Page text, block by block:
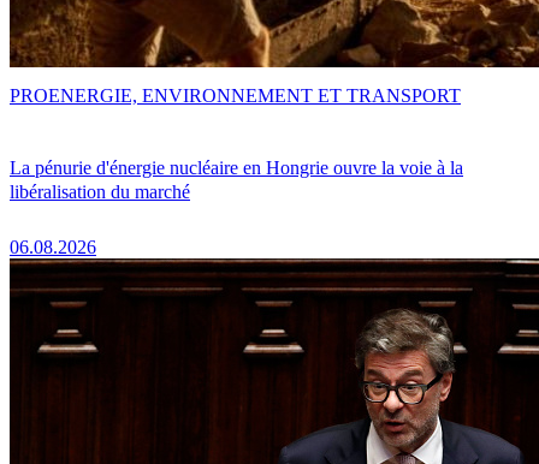
La pénurie d'énergie nucléaire en Hongrie ouvre la voie à la
libéralisation du marché
06.08.2026
PROENERGIE, ENVIRONNEMENT ET TRANSPORT